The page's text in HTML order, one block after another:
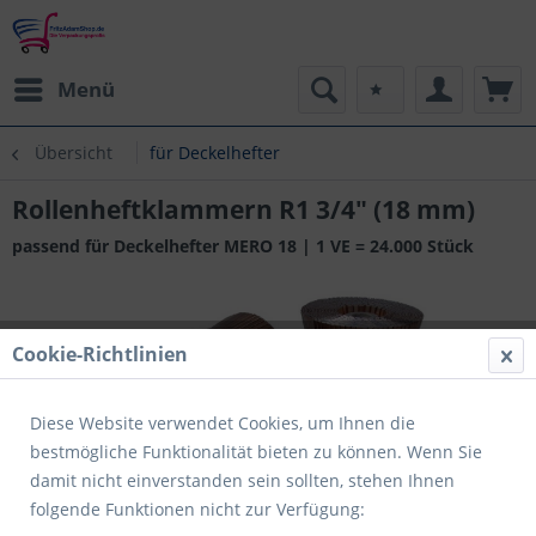
Menü
Übersicht für Deckelhefter
Rollenheftklammern R1 3/4" (18 mm)
passend für Deckelhefter MERO 18 | 1 VE = 24.000 Stück
Cookie-Richtlinien
Diese Website verwendet Cookies, um Ihnen die
bestmögliche Funktionalität bieten zu können. Wenn Sie
damit nicht einverstanden sein sollten, stehen Ihnen
folgende Funktionen nicht zur Verfügung: